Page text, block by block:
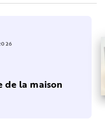
de la maison